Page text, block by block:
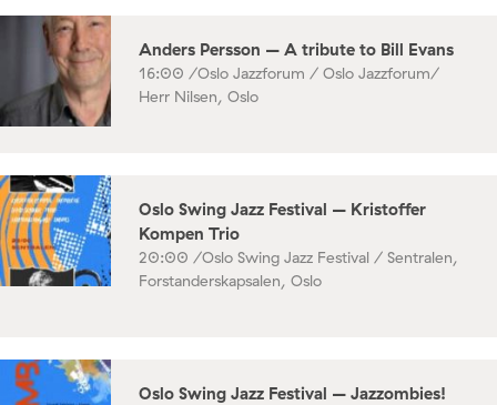
Anders Persson – A tribute to Bill Evans
16:00 /Oslo Jazzforum / Oslo Jazzforum/
Herr Nilsen, Oslo
Oslo Swing Jazz Festival – Kristoffer
Kompen Trio
20:00 /Oslo Swing Jazz Festival / Sentralen,
Forstanderskapsalen, Oslo
Oslo Swing Jazz Festival – Jazzombies!